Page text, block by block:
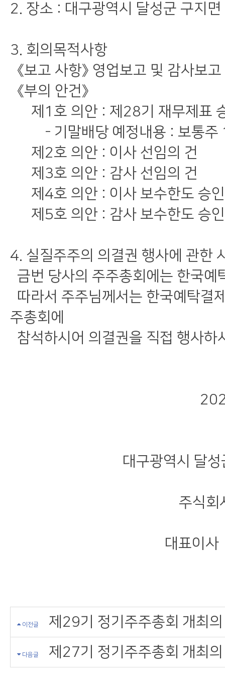
2. 장소 : 대구광역시 달성군 구지
3. 회의목적사항
《보고 사항》 영업보고 및 감사보고
《부의 안건》
제1호 의안 : 제28기 재무제표
- 기말배당 예정내용 : 보통주
제2호 의안 : 이사 선임의 건
제3호 의안 : 감사 선임의 건
제4호 의안 : 이사 보수한도 승
제5호 의안 : 감사 보수한도 승
4. 실질주주의 의결권 행사에 관한
금번 당사의 주주총회에는 한국
따라서 주주님께서는 한국예탁결
주총회에
참석하시어 의결권을 직접 행사
2025년
대구광역시 달성군 구
주식회사 한국
대표이사 배 동 현
이전글 제29기 정기주주총회 개최
다음글 제27기 정기주주총회 개최